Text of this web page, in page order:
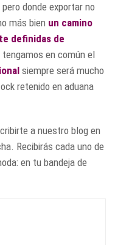
donde exportar no
más bien un camino
definidas de
en común el
siempre será mucho
retenido en aduana
a nuestro blog en
Recibirás cada uno de
en tu bandeja de